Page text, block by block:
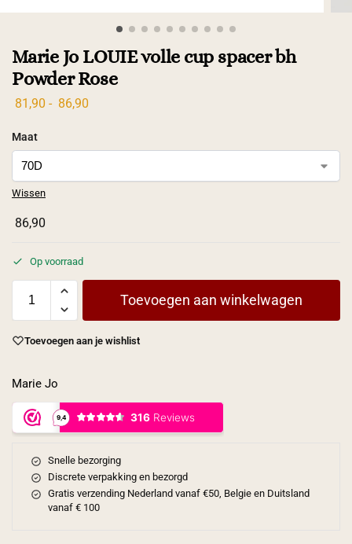
Marie Jo LOUIE volle cup spacer bh
Powder Rose
81,90 - 86,90
Maat
Wissen
86,90
Op voorraad
Toevoegen aan winkelwagen
Toevoegen aan je wishlist
Marie Jo
Snelle bezorging
Discrete verpakking en bezorgd
Gratis verzending Nederland vanaf €50, Belgie en Duitsland
vanaf € 100